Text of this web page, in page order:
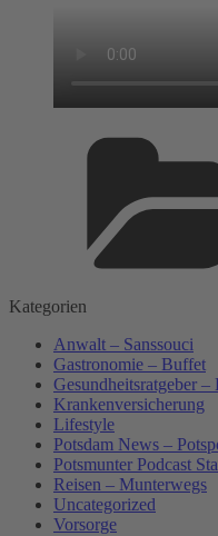
Kategorien
Anwalt – Sanssouci
Gastronomie – Buffet
Gesundheitsratgeber –
Krankenversicherung
Lifestyle
Potsdam News –
Potsmunter Podcast
Reisen – Munterwegs
Uncategorized
Vorsorge